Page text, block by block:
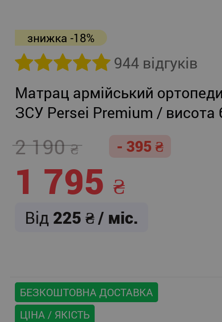
знижка -18%
944 відгуків
Матрац армійський
ЗСУ Persei Premium / висота
жорсткий
2 190 - 395
1 795
Від 225 / міс.
БЕЗКОШТОВНА ДОСТАВКА
ЦІНА / ЯКІСТЬ